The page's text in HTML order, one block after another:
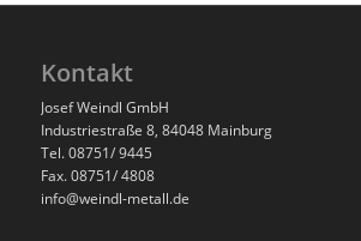
Kontakt
Josef Weindl GmbH
Industriestraße 8, 84048 Mainburg
Tel. 08751/ 9445
Fax. 08751/ 4808
info@weindl-metall.de